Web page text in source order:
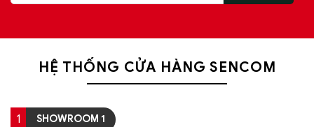
HỆ THỐNG CỬA HÀNG SENCOM
1 SHOWROOM 1